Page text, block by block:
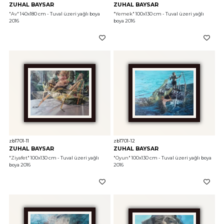
ZUHAL BAYSAR
"Av" 140x180 cm - Tuval üzeri yağlı boya
2016
ZUHAL BAYSAR
"Yemek" 100x130 cm - Tuval üzeri yağlı
boya 2016
zb1701-11
ZUHAL BAYSAR
"Ziyafet" 100x130 cm - Tuval üzeri yağlı
boya 2016
zb1701-12
ZUHAL BAYSAR
"Oyun" 100x130 cm - Tuval üzeri yağlı boya
2016